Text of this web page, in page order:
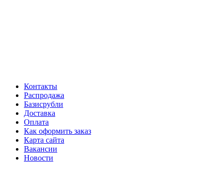
Контакты
Распродажа
Базисрубли
Доставка
Оплата
Как оформить заказ
Карта сайта
Вакансии
Новости